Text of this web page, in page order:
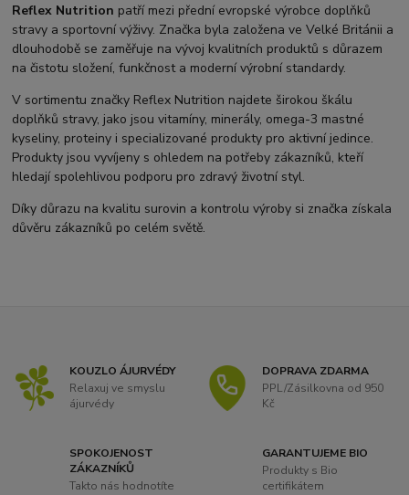
Reflex Nutrition patří mezi přední evropské výrobce doplňků
stravy a sportovní výživy. Značka byla založena ve Velké Británii a
dlouhodobě se zaměřuje na vývoj kvalitních produktů s důrazem
na čistotu složení, funkčnost a moderní výrobní standardy.
V sortimentu značky Reflex Nutrition najdete širokou škálu
doplňků stravy, jako jsou vitamíny, minerály, omega-3 mastné
kyseliny, proteiny i specializované produkty pro aktivní jedince.
Produkty jsou vyvíjeny s ohledem na potřeby zákazníků, kteří
hledají spolehlivou podporu pro zdravý životní styl.
Díky důrazu na kvalitu surovin a kontrolu výroby si značka získala
důvěru zákazníků po celém světě.
KOUZLO ÁJURVÉDY
Relaxuj ve smyslu
ájurvédy
DOPRAVA ZDARMA
PPL/Zásilkovna od 950
Kč
SPOKOJENOST
ZÁKAZNÍKŮ
Takto nás hodnotíte
GARANTUJEME BIO
Produkty s Bio
certifikátem